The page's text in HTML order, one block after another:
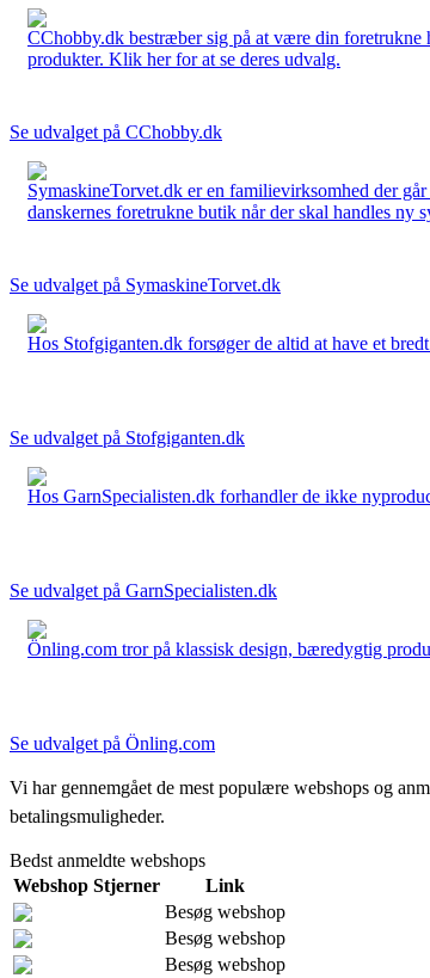
CChobby.dk bestræber sig på at være din foretrukne
produkter. Klik her for at se deres udvalg.
Se udvalget på CChobby.dk
SymaskineTorvet.dk er en familievirksomhed der
danskernes foretrukne butik når der skal handles ny
Se udvalget på SymaskineTorvet.dk
Hos Stofgiganten.dk forsøger de altid at have et
Se udvalget på Stofgiganten.dk
Hos GarnSpecialisten.dk forhandler de ikke
Se udvalget på GarnSpecialisten.dk
Önling.com tror på klassisk design, bæredygtig
Se udvalget på Önling.com
Vi har gennemgået de mest populære webshops og
betalingsmuligheder.
Bedst anmeldte webshops
Webshop Stjerner
Link
Besøg webshop
Besøg webshop
Besøg webshop